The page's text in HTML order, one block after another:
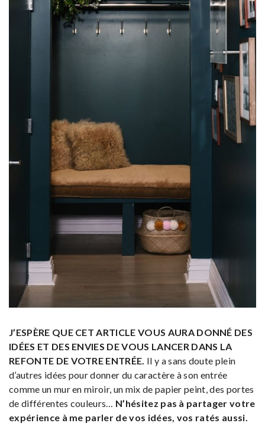
J’ESPÈRE QUE CET ARTICLE VOUS AURA DONNÉ DES
IDÉES ET DES ENVIES DE VOUS LANCER DANS LA
REFONTE DE VOTRE ENTRÉE. Il y a sans doute plein
d’autres idées pour donner du caractère à son entrée
comme un mur en miroir, un mix de papier peint, des portes
de différentes couleurs… N’hésitez pas à partager votre
expérience à me parler de vos idées, vos ratés aussi.